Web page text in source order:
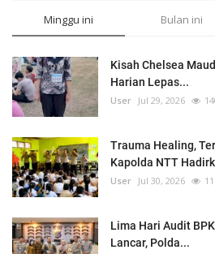
Minggu ini Bulan ini
Kisah Chelsea
Harian Lepas...
User Jul 29, 2026
Trauma Healing,
Kapolda NTT
User Jul 30, 2026
Lima Hari Audit
Lancar, Polda...